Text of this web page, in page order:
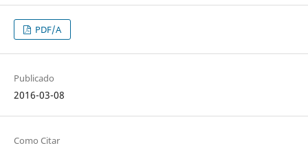
PDF/A
Publicado
2016-03-08
Como Citar